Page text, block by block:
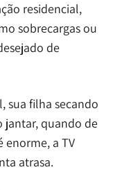
residencial,
sobrecargas ou
de
sua filha secando
jantar, quando de
enorme, a TV
atrasa.